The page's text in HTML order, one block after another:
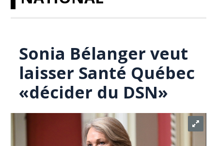
Sonia Bélanger veut
laisser Santé Québec
«décider du DSN»